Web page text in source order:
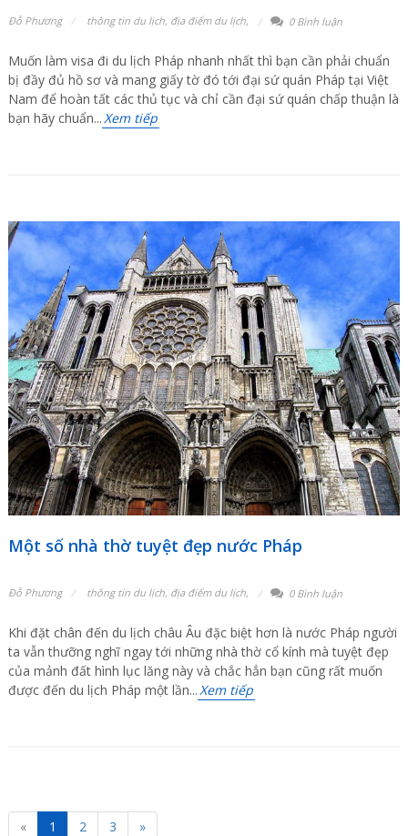
Đỗ Phương thông tin du lịch, địa điểm du lịch, 0 Bình luận
Muốn làm visa đi du lịch Pháp nhanh nhất thì bạn cần phải chuẩn
bị đầy đủ hồ sơ và mang giấy tờ đó tới đại sứ quán Pháp tại Việt
Nam để hoàn tất các thủ tục và chỉ cần đại sứ quán chấp thuận là
bạn hãy chuẩn...Xem tiếp
Một số nhà thờ tuyệt đẹp nước Pháp
Đỗ Phương thông tin du lịch, địa điểm du lịch, 0 Bình luận
Khi đặt chân đến du lịch châu Âu đặc biệt hơn là nước Pháp người
ta vẫn thưỡng nghĩ ngay tới những nhà thờ cổ kính mà tuyệt đẹp
của mảnh đất hình lục lăng này và chắc hẳn bạn cũng rất muốn
được đến du lịch Pháp một lần... Xem tiếp
« 1 2 3 »